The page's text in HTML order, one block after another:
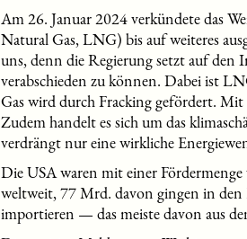
Am 26. Januar 2024 verkündete das
Natural Gas, LNG) bis auf weiteres
uns, denn die Regierung setzt auf
verabschieden zu können. Dabei ist
Gas wird durch Fracking gefördert.
Zudem handelt es sich um das
verdrängt nur eine wirkliche
Die USA waren mit einer
weltweit, 77 Mrd. davon gingen in
importieren — das meiste davon aus